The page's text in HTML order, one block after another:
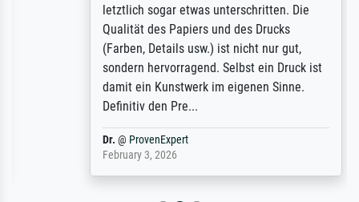
letztlich sogar etwas unterschritten. Die
Qualität des Papiers und des Drucks
(Farben, Details usw.) ist nicht nur gut,
sondern hervorragend. Selbst ein Druck ist
damit ein Kunstwerk im eigenen Sinne.
Definitiv den Pre...
ProvenExpert
February 3, 2026